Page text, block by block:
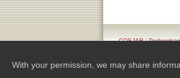
COSJAR|
With your permission, we may share